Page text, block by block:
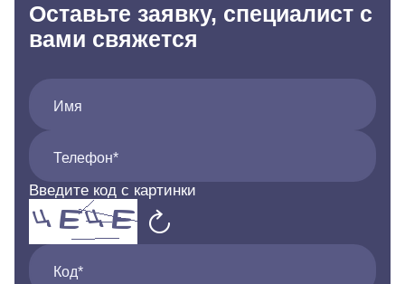
Оставьте заявку, специалист с
вами свяжется
Имя
Телефон*
Введите код с картинки
Код*